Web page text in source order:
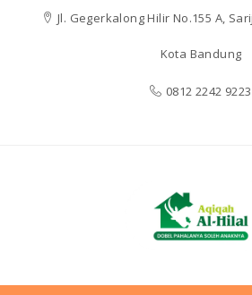
Jl. Gegerkalong Hilir No.155 A,
Kota Bandung
0812 2242 9223